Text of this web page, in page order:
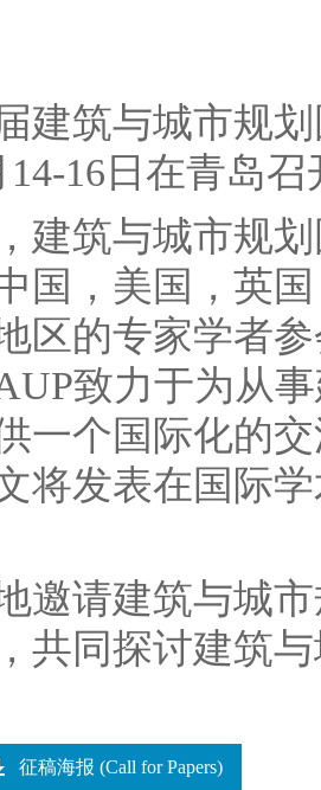
建筑与城市规
14-16日在青岛召
建筑与城市规
国，美国，英
区的专家学者
致力于为从
一个国际化的
将发表在国际
邀请建筑与城
共同探讨建筑
征稿海报 (Call for Papers)